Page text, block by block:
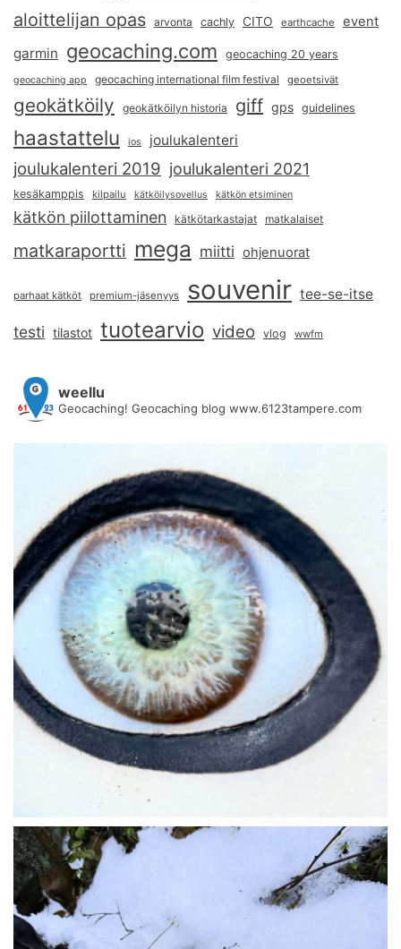
aloittelijan opas arvonta cachly CITO earthcache event
garmin geocaching.com geocaching 20 years
geocaching app geocaching international film festival geoetsivät
geokätköily geokätköilyn historia giff gps guidelines
haastattelu ios joulukalenteri
joulukalenteri 2019 joulukalenteri 2021
kesäkamppis kilpailu kätköilysovellus kätkön etsiminen
kätkön piilottaminen kätkötarkastajat matkalaiset
matkaraportti mega miitti ohjenuorat
parhaat kätköt premium-jäsenyys souvenir tee-se-itse
testi tilastot tuotearvio video vlog wwfm
weellu
Geocaching! Geocaching blog www.6123tampere.com